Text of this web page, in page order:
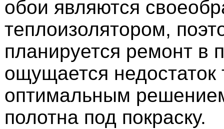
обои являются
теплоизолятором,
планируется ремонт в
ощущается недостаток
оптимальным
полотна под покраску.